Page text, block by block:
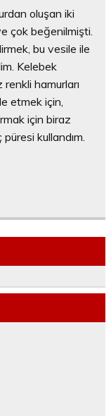
oluşan iki
çok beğenilmişti.
bu vesile ile
Kelebek
hamurları
etmek için,
için biraz
kullandım.